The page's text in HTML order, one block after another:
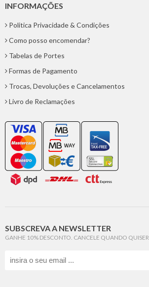
INFORMAÇÕES
Politica Privacidade & Condições
Como posso encomendar?
Tabelas de Portes
Formas de Pagamento
Trocas, Devoluções e Cancelamentos
Livro de Reclamações
SUBSCREVA A NEWSLETTER
GANHE 10% DESCONTO. CANCELE QUANDO QUISER.